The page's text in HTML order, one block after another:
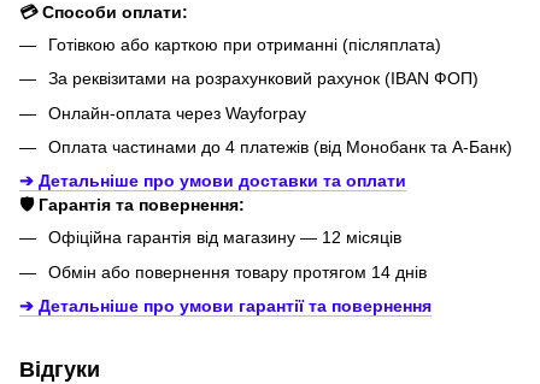
💳 Способи оплати:
Готівкою або карткою при отриманні (післяплата)
За реквізитами на розрахунковий рахунок (IBAN ФОП)
Онлайн-оплата через Wayforpay
Оплата частинами до 4 платежів (від Монобанк та А-Банк)
➔ Детальніше про умови доставки та оплати
🛡️ Гарантія та повернення:
Офіційна гарантія від магазину — 12 місяців
Обмін або повернення товару протягом 14 днів
➔ Детальніше про умови гарантіїта повернення
Відгуки